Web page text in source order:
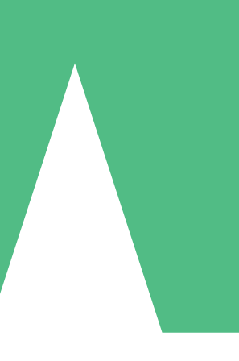
Credit-Pakete
Credits. Keine monatliche Verpflichtung